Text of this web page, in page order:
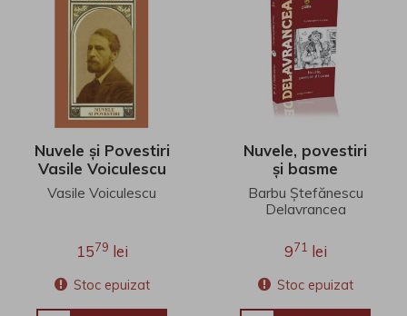
Nuvele și Povestiri
Vasile Voiculescu
Vasile Voiculescu
1579 lei
Stoc epuizat
Nuvele, povestiri
şi basme
Barbu Ștefănescu
Delavrancea
971 lei
Stoc epuizat